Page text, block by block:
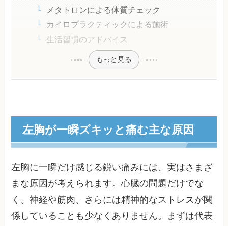
メタトロンによる体質チェック
カイロプラクティックによる施術
生活習慣のアドバイス
もっと見る
左胸が一瞬ズキッと痛む主な原因
左胸に一瞬だけ感じる鋭い痛みには、実はさまざ
まな原因が考えられます。心臓の問題だけでな
く、神経や筋肉、さらには精神的なストレスが関
係していることも少なくありません。まずは代表